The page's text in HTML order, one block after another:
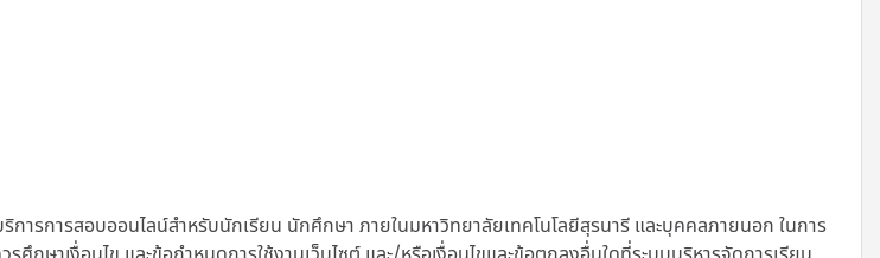
รการสอบออนไลน์สำหรับนักเรียน นักศึกษา ภายในมหาวิทยาลัยเทคโนโลยีสุรนารี และบุคคลภายนอก ในการ